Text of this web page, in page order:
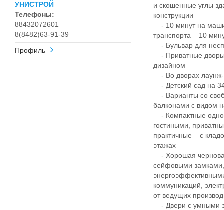
УНИСТРОЙ
Телефоны:
88432072601
8(8482)63-91-39
Профиль
и скошенные углы
конструкции
- 10 минут на
транспорта – 10
- Бульвар для
- Приватные
дизайном
- Во дворах лаунж-
- Детский сад на
- Варианты со
балконами с видом
- Компактные
гостиными,
практичные – с
этажах
- Хорошая
сейфовыми
коммуникаций,
от ведущих
- Двери с умными